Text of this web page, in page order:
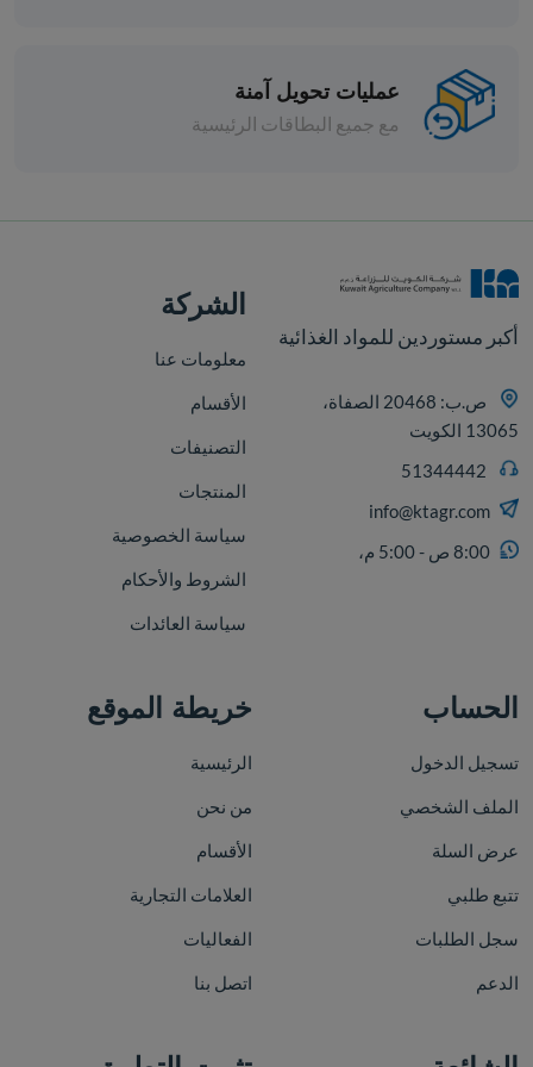
عمليات تحويل آمنة
مع جميع البطاقات الرئيسية
أكبر مستوردين للمواد الغذائية
ص.ب: 20468 الصفاة،
13065 الكويت
info@ktagr.com
8:00 ص - 5:00 م،
الشركة
معلومات عنا
الأقسام
التصنيفات
المنتجات
سياسة الخصوصية
الشروط والأحكام
سياسة العائدات
الحساب
تسجيل الدخول
الملف الشخصي
عرض السلة
تتبع طلبي
سجل الطلبات
الدعم
خريطة الموقع
الرئيسية
من نحن
الأقسام
العلامات التجارية
الفعاليات
اتصل بنا